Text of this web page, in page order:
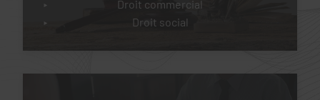
Droit commercial
Droit social